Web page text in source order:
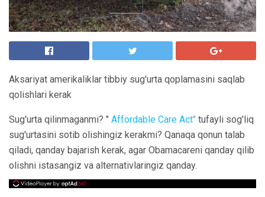
Aksariyat amerikaliklar tibbiy sug'urta qoplamasini saqlab
qolishlari kerak
Sug'urta qilinmaganmi? " Affordable Care Act" tufayli sog'liq
sug'urtasini sotib olishingiz kerakmi? Qanaqa qonun talab
qiladi, qanday bajarish kerak, agar Obamacareni qanday qilib
olishni istasangiz va alternativlaringiz qanday.